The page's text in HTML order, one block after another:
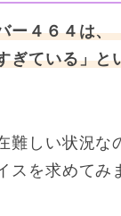
ー４６４は、
ぎている」と
難しい状況な
スを求めてみ